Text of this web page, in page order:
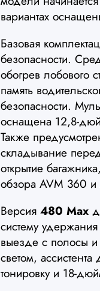
вариантах
Базовая
безопасности.
обогрев лобового
память
безопасности.
оснащена 12,8-
Также
складывание
открытие
обзора AVM 360 и
Версия 480 Max
систему
выезде с полосы и
светом,
тонировку и 18-